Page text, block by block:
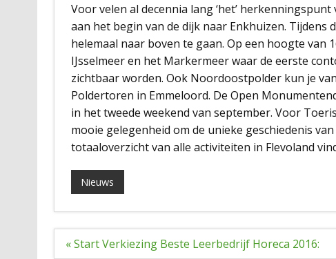
Voor velen al decennia lang ‘het’
aan het begin van de dijk naar Enkhuizen.
helemaal naar boven te gaan. Op een hoogte van
IJsselmeer en het Markermeer waar de eerste
zichtbaar worden. Ook Noordoostpolder kun je
Poldertoren in Emmeloord. De Open
in het tweede weekend van september. Voor
mooie gelegenheid om de unieke geschiedenis
totaaloverzicht van alle activiteiten in Flevoland
Nieuws
Bericht
« Start Verkiezing Beste Leerbedrijf Horeca 2016: